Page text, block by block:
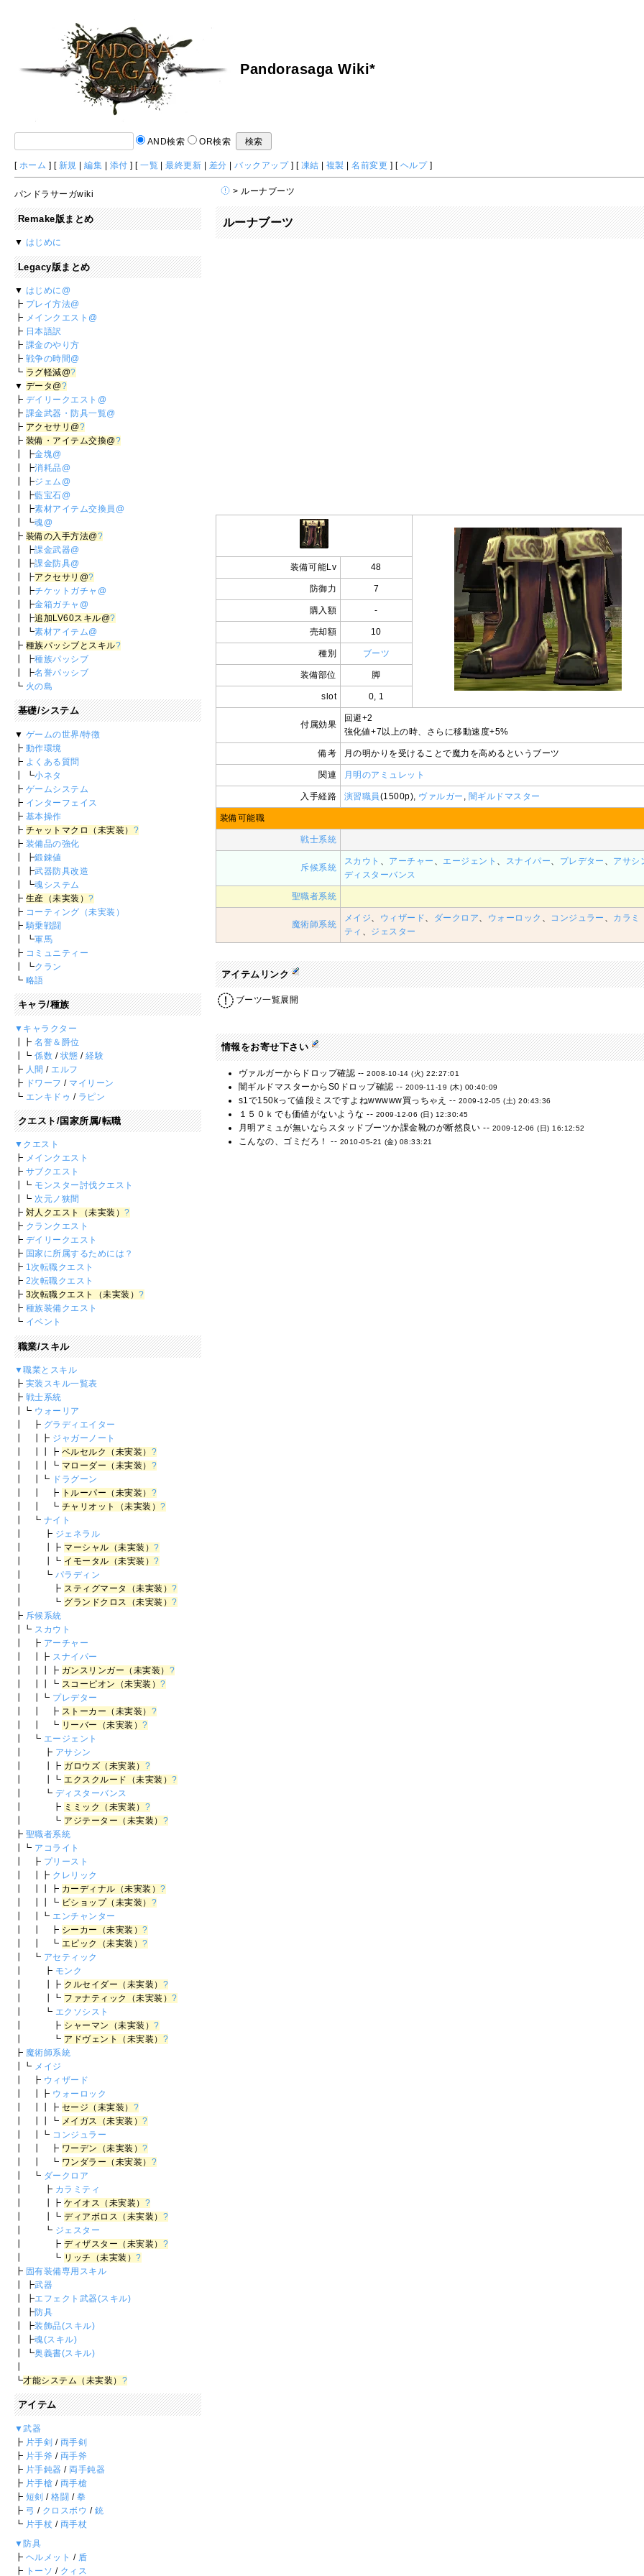
Pandorasaga Wiki*
AND検索 OR検索
[ ホーム ] [ 新規 |編集 添付 ] [一覧 |最終更新 差分 |バックアップ] [ 凍結 複製 |名前変更 ] [ ヘルプ]
> ルーナブーツ
ルーナブーツ
装備可能Lv 48
防御力 7
購入額 -
売却額 10
種別 ブーツ
装備部位 脚
slot 0, 1
付属効果
回避+2
強化値+7以上の時、さらに移動速度+5%
備考 月の明かりを受けることで魔力を高めるというブーツ
関連 月明のアミュレット
入手経路 演習職員(1500p), ヴァルガー , 闇ギルドマスター
装備可能職
戦士系統
斥候系統
スカウト 、 アーチャー 、 エージェント 、 スナイパー、 プレデター 、 アサシ
ディスターバンス
聖職者系統
魔術師系統
メイジ、 ウィザード、 ダークロア、 ウォーロック 、 コンジュラー 、 カラミ
ティ 、 ジェスター
アイテムリンク
ブーツ一覧展開
情報をお寄せ下さい
ヴァルガーからドロップ確認 --2008-10-14 (火) 22:27:01
闇ギルドマスターからS0ドロップ確認 -- 2009-11-19 (木) 00:40:09
s1で150kって値段ミスですよねwwwww買っちゃえ -- 2009-12-05 (土) 20:43:36
１５０ｋでも価値がないような -- 2009-12-06 (日) 12:30:45
月明アミュが無いならスタッドブーツか課金靴のが断然良い -- 2009-12-06 (日) 16:12:52
こんなの、ゴミだろ！ -- 2010-05-21 (金) 08:33:21
パンドラサーガwiki
Remake版まとめ
▼ はじめに
Legacy版まとめ
▼ はじめに@
┣ プレイ方法@
┣ メインクエスト@
┣ 日本語訳
┣ 課金のやり方
┣ 戦争の時間@
┗ ラグ軽減@?
▼ データ@?
┣ デイリークエスト@
┣ 課金武器・防具一覧@
┣ アクセサリ@?
┣ 装備・アイテム交換@?
┃ ┣金塊@
┃ ┣消耗品@
┃ ┣ジェム@
┃ ┣藍宝石@
┃ ┣素材アイテム交換員@
┃ ┗魂@
┣ 装備の入手方法@?
┃ ┣課金武器@
┃ ┣課金防具@
┃ ┣アクセサリ@?
┃ ┣チケットガチャ@
┃ ┣金箱ガチャ@
┃ ┣追加LV60スキル@?
┃ ┗素材アイテム@
┣ 種族パッシブとスキル?
┃ ┣種族パッシブ
┃ ┣名誉パッシブ
┗ 火の島
基礎/システム
▼ ゲームの世界/特徴
┣ 動作環境
┣ よくある質問
┃ ┗小ネタ
┣ ゲームシステム
┣ インターフェイス
┣ 基本操作
┣ チャットマクロ（未実装） ?
┣ 装備品の強化
┃ ┣鍛錬値
┃ ┣武器防具改造
┃ ┗魂システム
┣ 生産（未実装）?
┣ コーティング（未実装）
┣ 騎乗戦闘
┃ ┗軍馬
┣ コミュニティー
┃ ┗クラン
┗ 略語
キャラ/種族
▼キャラクター
┃┣名誉＆爵位
┃┗係数 / 状態 /経験
┣ 人間 / エルフ
┣ ドワーフ / マイリーン
┗ エンキドゥ / ラピン
クエスト/国家所属/転職
▼クエスト
┣ メインクエスト
┣ サブクエスト
┃┗ モンスター討伐クエスト
┃┗ 次元ノ狭間
┣ 対人クエスト（未実装）?
┣ クランクエスト
┣ デイリークエスト
┣ 国家に所属するためには？
┣ 1次転職クエスト
┣ 2次転職クエスト
┣ 3次転職クエスト（未実装）?
┣ 種族装備クエスト
┗ イベント
職業/スキル
▼職業とスキル
┣ 実装スキル一覧表
┣ 戦士系統
┃┗ ウォーリア
┃ ┣ グラディエイター
┃ ┃┣ ジャガーノート
┃ ┃┃┣ ベルセルク（未実装） ?
┃ ┃┃┗ マローダー（未実装） ?
┃ ┃┗ ドラグーン
┃ ┃ ┣ トルーパー（未実装） ?
┃ ┃ ┗ チャリオット（未実装）?
┃ ┗ ナイト
┃ ┣ ジェネラル
┃ ┃┣ マーシャル（未実装）?
┃ ┃┗ イモータル（未実装）?
┃ ┗ パラディン
┃ ┣ スティグマータ（未実装）?
┃ ┗ グランドクロス（未実装）?
┣ 斥候系統
┃┗ スカウト
┃ ┣ アーチャー
┃ ┃┣ スナイパー
┃ ┃┃┣ ガンスリンガー（未実装） ?
┃ ┃┃┗ スコーピオン（未実装）?
┃ ┃┗ プレデター
┃ ┃ ┣ ストーカー（未実装） ?
┃ ┃ ┗ リーバー（未実装）?
┃ ┗ エージェント
┃ ┣ アサシン
┃ ┃┣ ガロウズ（未実装） ?
┃ ┃┗エクスクルード（未実装）?
┃ ┗ ディスターバンス
┃ ┣ ミミック（未実装） ?
┃ ┗ アジテーター（未実装） ?
┣ 聖職者系統
┃┗ アコライト
┃ ┣ プリースト
┃ ┃┣ クレリック
┃ ┃┃┣ カーディナル（未実装）?
┃ ┃┃┗ ビショップ（未実装） ?
┃ ┃┗ エンチャンター
┃ ┃ ┣ シーカー（未実装）?
┃ ┃ ┗ エピック（未実装）?
┃ ┗ アセティック
┃ ┣ モンク
┃ ┃┣ クルセイダー（未実装） ?
┃ ┃┗ ファナティック（未実装）?
┃ ┗ エクソシスト
┃ ┣ シャーマン（未実装）?
┃ ┗ アドヴェント（未実装） ?
┣ 魔術師系統
┃┗ メイジ
┃ ┣ ウィザード
┃ ┃┣ ウォーロック
┃ ┃┃┣ セージ（未実装） ?
┃ ┃┃┗ メイガス（未実装）?
┃ ┃┗ コンジュラー
┃ ┃ ┣ ワーデン（未実装）?
┃ ┃ ┗ ワンダラー（未実装） ?
┃ ┗ ダークロア
┃ ┣ カラミティ
┃ ┃┣ケイオス（未実装） ?
┃ ┃┗ディアボロス（未実装） ?
┃ ┗ ジェスター
┃ ┣ディザスター（未実装） ?
┃ ┗ リッチ（未実装）?
┣ 固有装備専用スキル
┃ ┣武器
┃ ┣エフェクト武器(スキル)
┃ ┣防具
┃ ┣装飾品(スキル)
┃ ┣魂(スキル)
┃ ┗奥義書(スキル)
┗才能システム（未実装） ?
アイテム
▼武器
┣ 片手剣 / 両手剣
┣ 片手斧 / 両手斧
┣ 片手鈍器 / 両手鈍器
┣ 片手槍 / 両手槍
┣ 短剣 /格闘 / 拳
┣ 弓 / クロスボウ / 銃
┗ 片手杖 / 両手杖
▼防具
┣ ヘルメット / 盾
┣ トーソ / クィス